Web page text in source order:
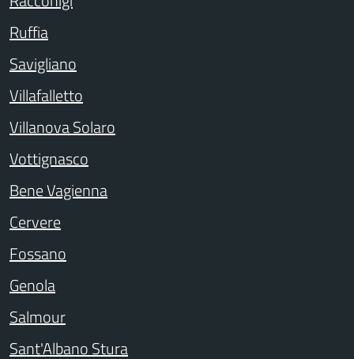
Ruffia
Savigliano
Villafalletto
Villanova Solaro
Vottignasco
Bene Vagienna
Cervere
Fossano
Genola
Salmour
Sant'Albano Stura